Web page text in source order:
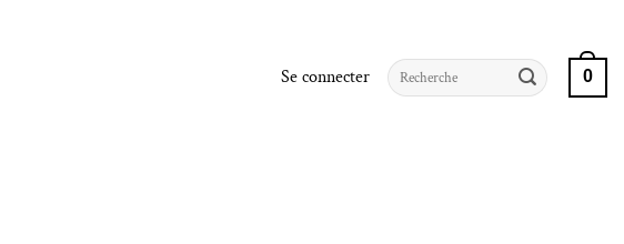
Se connecter
Recherche
pour :
0